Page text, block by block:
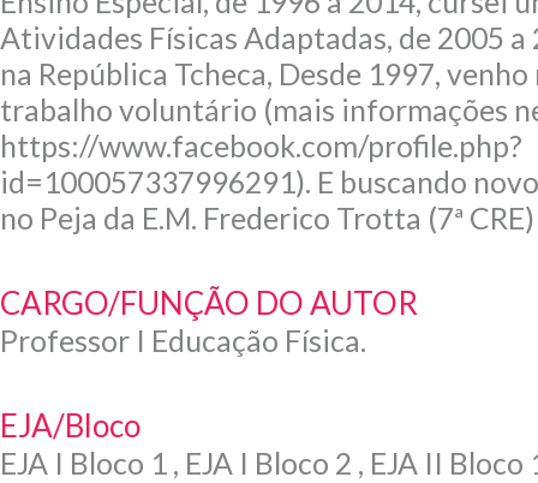
Atividades Físicas Adaptadas, de 2005 a
na República Tcheca, Desde 1997,
trabalho voluntário (mais informações
https://www.facebook.com/profile.php?
id=100057337996291). E buscando
no Peja da E.M. Frederico Trotta (7ª
CARGO/FUNÇÃO DO AUTOR
Professor I Educação Física.
EJA/Bloco
EJA I Bloco 1 , EJA I Bloco 2 , EJA II Bloco